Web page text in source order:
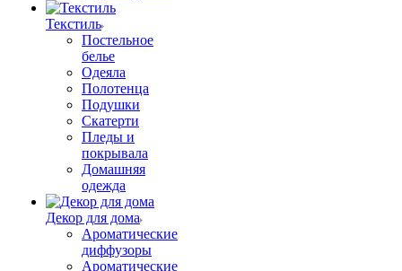
Текстиль
Постельное
белье
Одеяла
Полотенца
Подушки
Скатерти
Пледы и
покрывала
Домашняя
одежда
Декор для дома
Ароматические
диффузоры
Ароматические